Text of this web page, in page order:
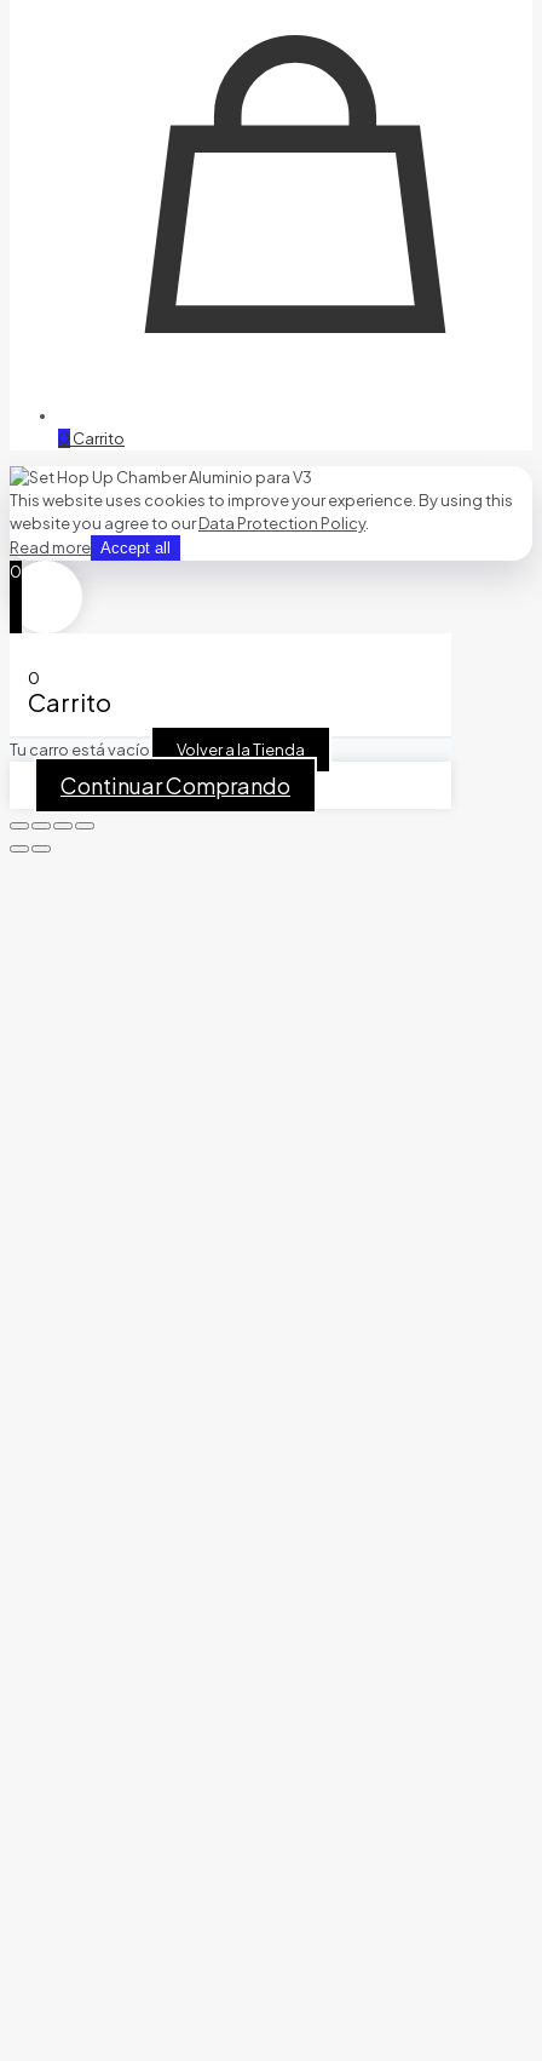
0 Carrito
This website uses cookies to improve your experience. By using this
website you agree to ourData Protection Policy.
Read more Accept all
0
0
Carrito
Tu carro está vacío Volver a la Tienda
Continuar Comprando